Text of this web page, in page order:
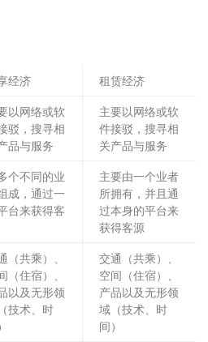
经济
租赁经济
以网络或软
驳，搜寻相
品与服务
主要以网络或软
件接驳，搜寻相
关产品与服务
个不同的业
成，通过一
台来获得客
主要由一个业者
所拥有，并且通
过本身的平台来
获得客源
（共乘）、
（住宿）、
以及无形领
技术、时
交通（共乘）、
空间（住宿）、
产品以及无形领
域（技术、时
间）